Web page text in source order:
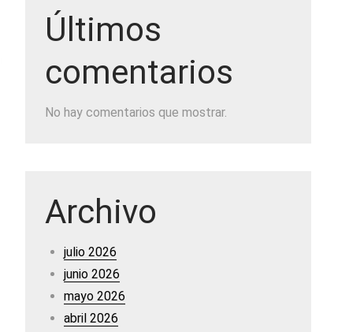
Últimos
comentarios
No hay comentarios que mostrar.
Archivo
julio 2026
junio 2026
mayo 2026
abril 2026